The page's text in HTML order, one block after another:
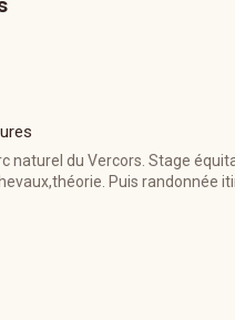
naturel du Vercors. Stage
Puis randonnée